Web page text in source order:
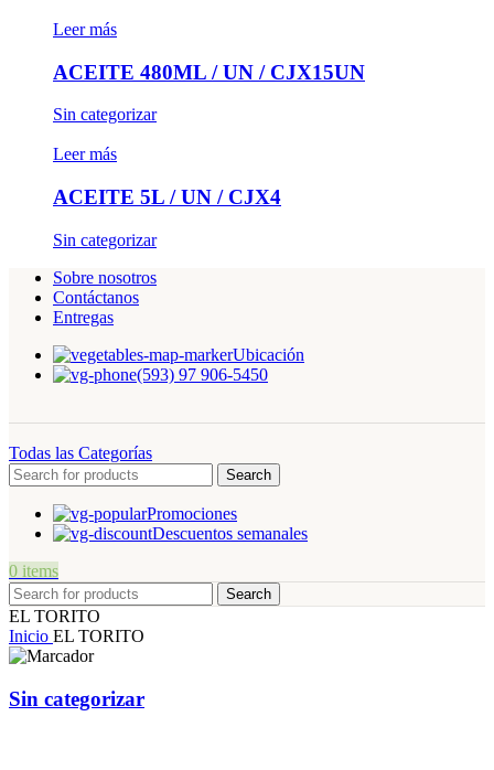
Leer más
ACEITE 480ML / UN / CJX15UN
Sin categorizar
Leer más
ACEITE 5L / UN / CJX4
Sin categorizar
Sobre nosotros
Contáctanos
Entregas
Ubicación
(593) 97 906-5450
Todas las Categorías
Search
Promociones
Descuentos semanales
0 items
Search
EL TORITO
Inicio EL TORITO
Sin categorizar